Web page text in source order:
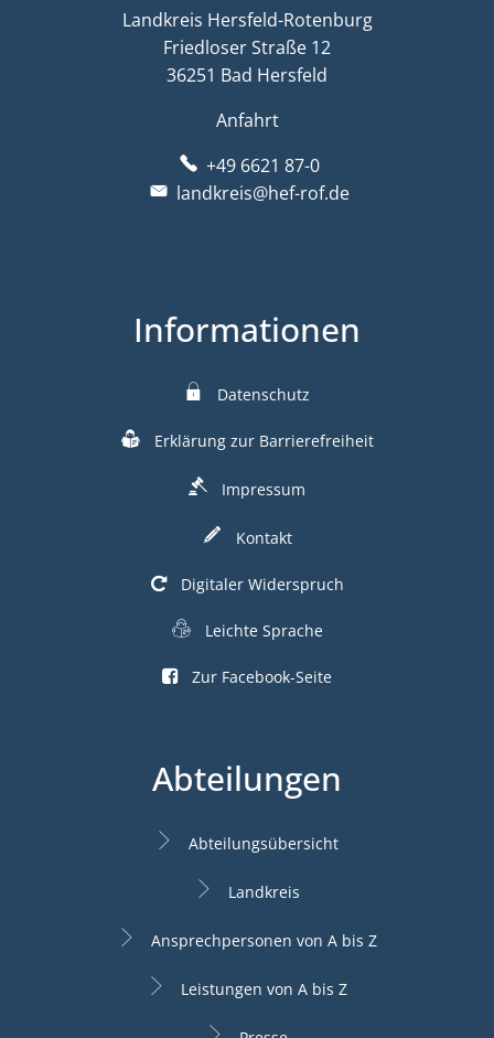
Landkreis Hersfeld-Rotenburg
Friedloser Straße 12
36251 Bad Hersfeld
Anfahrt
+49 6621 87-0
landkreis@hef-rof.de
Informationen
Datenschutz
Erklärung zur Barrierefreiheit
Impressum
Kontakt
Digitaler Widerspruch
Leichte Sprache
Zur Facebook-Seite
Abteilungen
Abteilungsübersicht
Landkreis
Ansprechpersonen von A bis Z
Leistungen von A bis Z